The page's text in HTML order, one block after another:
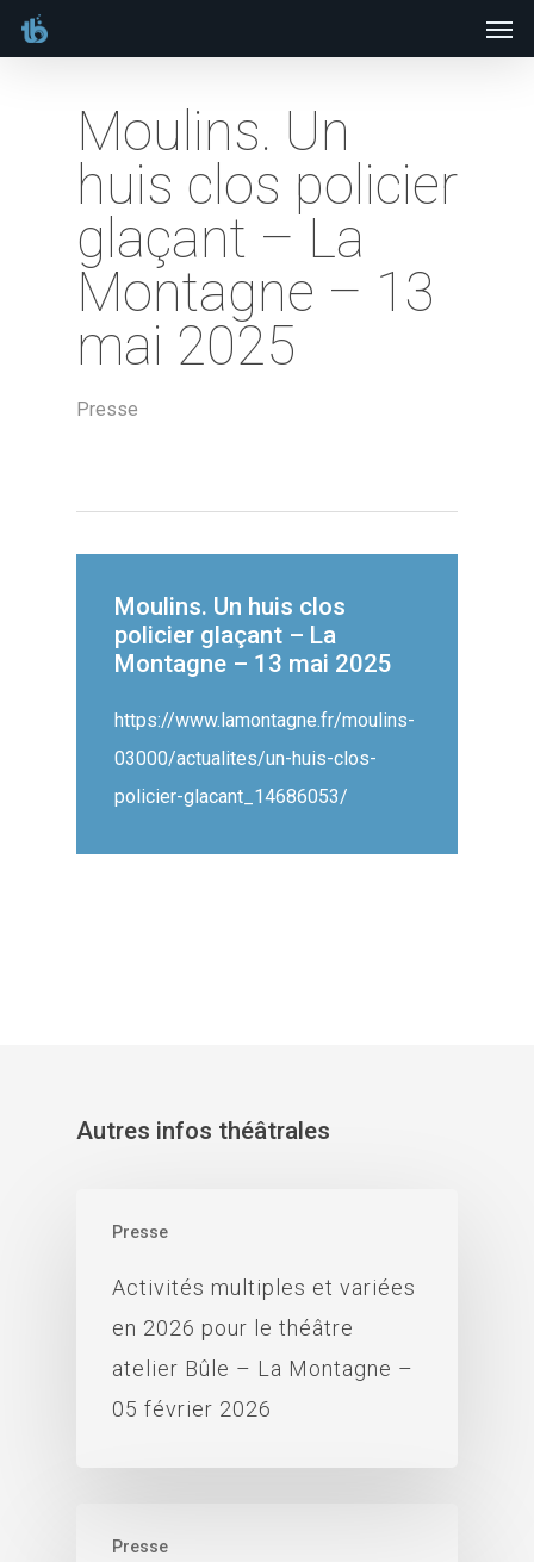
Skip
to
Moulins. Un
huis clos policier
glaçant – La
Montagne – 13
mai 2025
Presse
Moulins. Un huis clos
policier glaçant – La
Montagne – 13 mai 2025
https://www.lamontagne.fr/moulins-
03000/actualites/un-huis-clos-
policier-glacant_14686053/
Autres infos théâtrales
Presse
Activités multiples et variées
en 2026 pour le théâtre
atelier Bûle – La Montagne –
05 février 2026
Presse